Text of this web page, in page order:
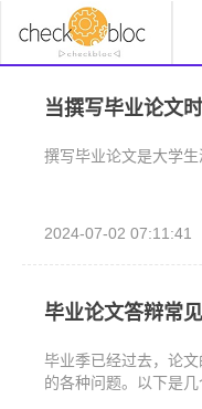
当撰写毕业论文
撰写毕业论文是大学
2024-07-02 07:11:41
毕业论文答辩常
毕业季已经过去，论
的各种问题。以下是